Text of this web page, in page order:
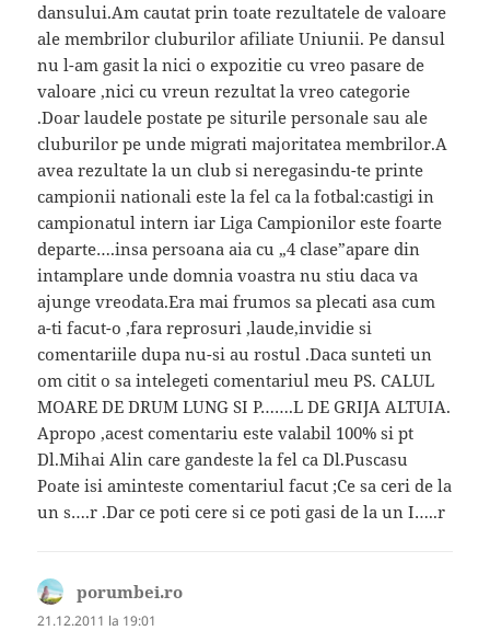
dansului.Am cautat prin toate rezultatele de valoare
ale membrilor cluburilor afiliate Uniunii. Pe dansul
nu l-am gasit la nici o expozitie cu vreo pasare de
valoare ,nici cu vreun rezultat la vreo categorie
.Doar laudele postate pe siturile personale sau ale
cluburilor pe unde migrati majoritatea membrilor.A
avea rezultate la un club si neregasindu-te printe
campionii nationali este la fel ca la fotbal:castigi in
campionatul intern iar Liga Campionilor este foarte
departe….insa persoana aia cu „4 clase”apare din
intamplare unde domnia voastra nu stiu daca va
ajunge vreodata.Era mai frumos sa plecati asa cum
a-ti facut-o ,fara reprosuri ,laude,invidie si
comentariile dupa nu-si au rostul .Daca sunteti un
om citit o sa intelegeti comentariul meu PS. CALUL
MOARE DE DRUM LUNG SI P…….L DE GRIJA ALTUIA.
Apropo ,acest comentariu este valabil 100% si pt
Dl.Mihai Alin care gandeste la fel ca Dl.Puscasu
Poate isi aminteste comentariul facut ;Ce sa ceri de la
un s….r .Dar ce poti cere si ce poti gasi de la un I…..r
porumbei.ro
21.12.2011 la 19:01